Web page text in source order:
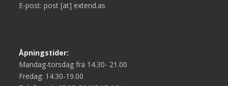
E-post: post [at] extend.as
Åpningstider:
Mandag-torsdag fra 14.30- 21.00
Fredag: 14.30-19.00